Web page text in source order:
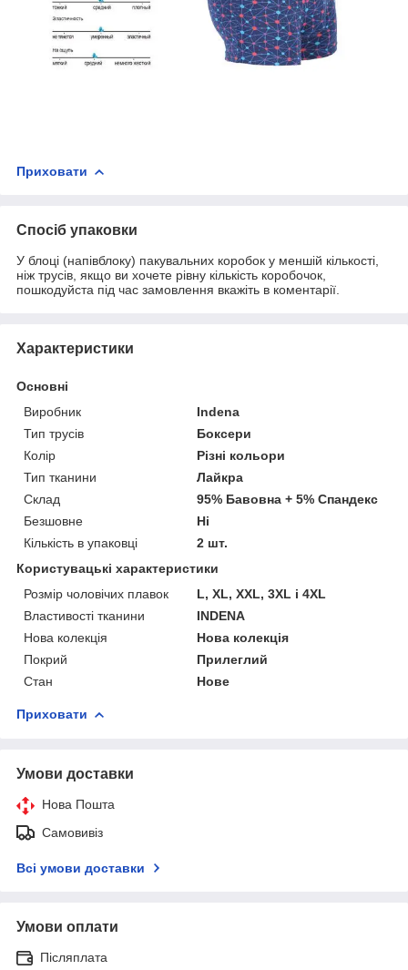
Приховати
Спосіб упаковки
У блоці (напівблоку) пакувальних коробок у меншій кількості,
ніж трусів, якщо ви хочете рівну кількість коробочок,
пошкодуйста під час замовлення вкажіть в коментарії.
Характеристики
Основні
Виробник
Indena
Тип трусів
Боксери
Колір
Різні кольори
Тип тканини
Лайкра
Склад
95% Бавовна + 5% Спандекс
Безшовне
Ні
Кількість в упаковці
2 шт.
Користувацькі характеристики
Розмір чоловічих плавок
L, XL, XXL, 3XL і 4XL
Властивості тканини
INDENA
Нова колекція
Нова колекція
Покрий
Прилеглий
Стан
Нове
Приховати
Умови доставки
Нова Пошта
Самовивіз
Всі умови доставки
Умови оплати
Післяплата